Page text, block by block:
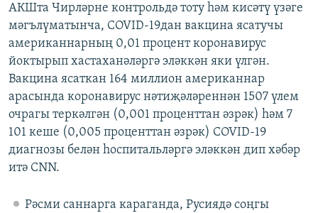
АКШта Чирләрне контрольдә тоту һәм кисәтү үзәге
мәгълүматынча, COVID-19дан вакцина ясатучы
американнарның 0,01 процент коронавирус
йоктырып хастаханәләргә эләккән яки үлгән.
Вакцина ясаткан 164 миллион американнар
арасында коронавирус нәтиҗәләреннән 1507 үлем
очрагы теркәлгән (0,001 проценттан әзрәк) һәм 7
101 кеше (0,005 проценттан әзрәк) COVID-19
диагнозы белән һоспитальләргә эләккән дип хәбәр
итә CNN.
Рәсми саннарга караганда, Русиядә соңгы